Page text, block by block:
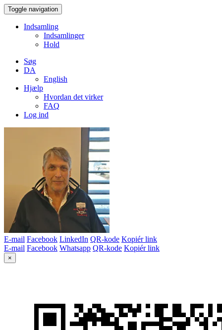
Toggle navigation
Indsamling
Indsamlinger
Hold
Søg
DA
English
Hjælp
Hvordan det virker
FAQ
Log ind
E-mail Facebook LinkedIn QR-kode Kopiér link
E-mail Facebook Whatsapp QR-kode Kopiér link
×